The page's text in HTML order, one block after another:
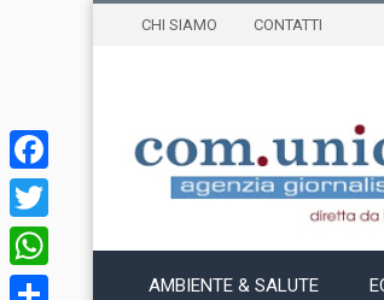
CHI SIAMO CONTATTI
AMBIENTE & SALUTE
Facebook
Twitter
WhatsApp